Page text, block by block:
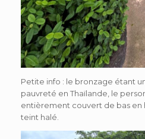
Petite info : le bronzage étant
pauvreté en Thaïlande, le
entièrement couvert de bas en
teint halé.